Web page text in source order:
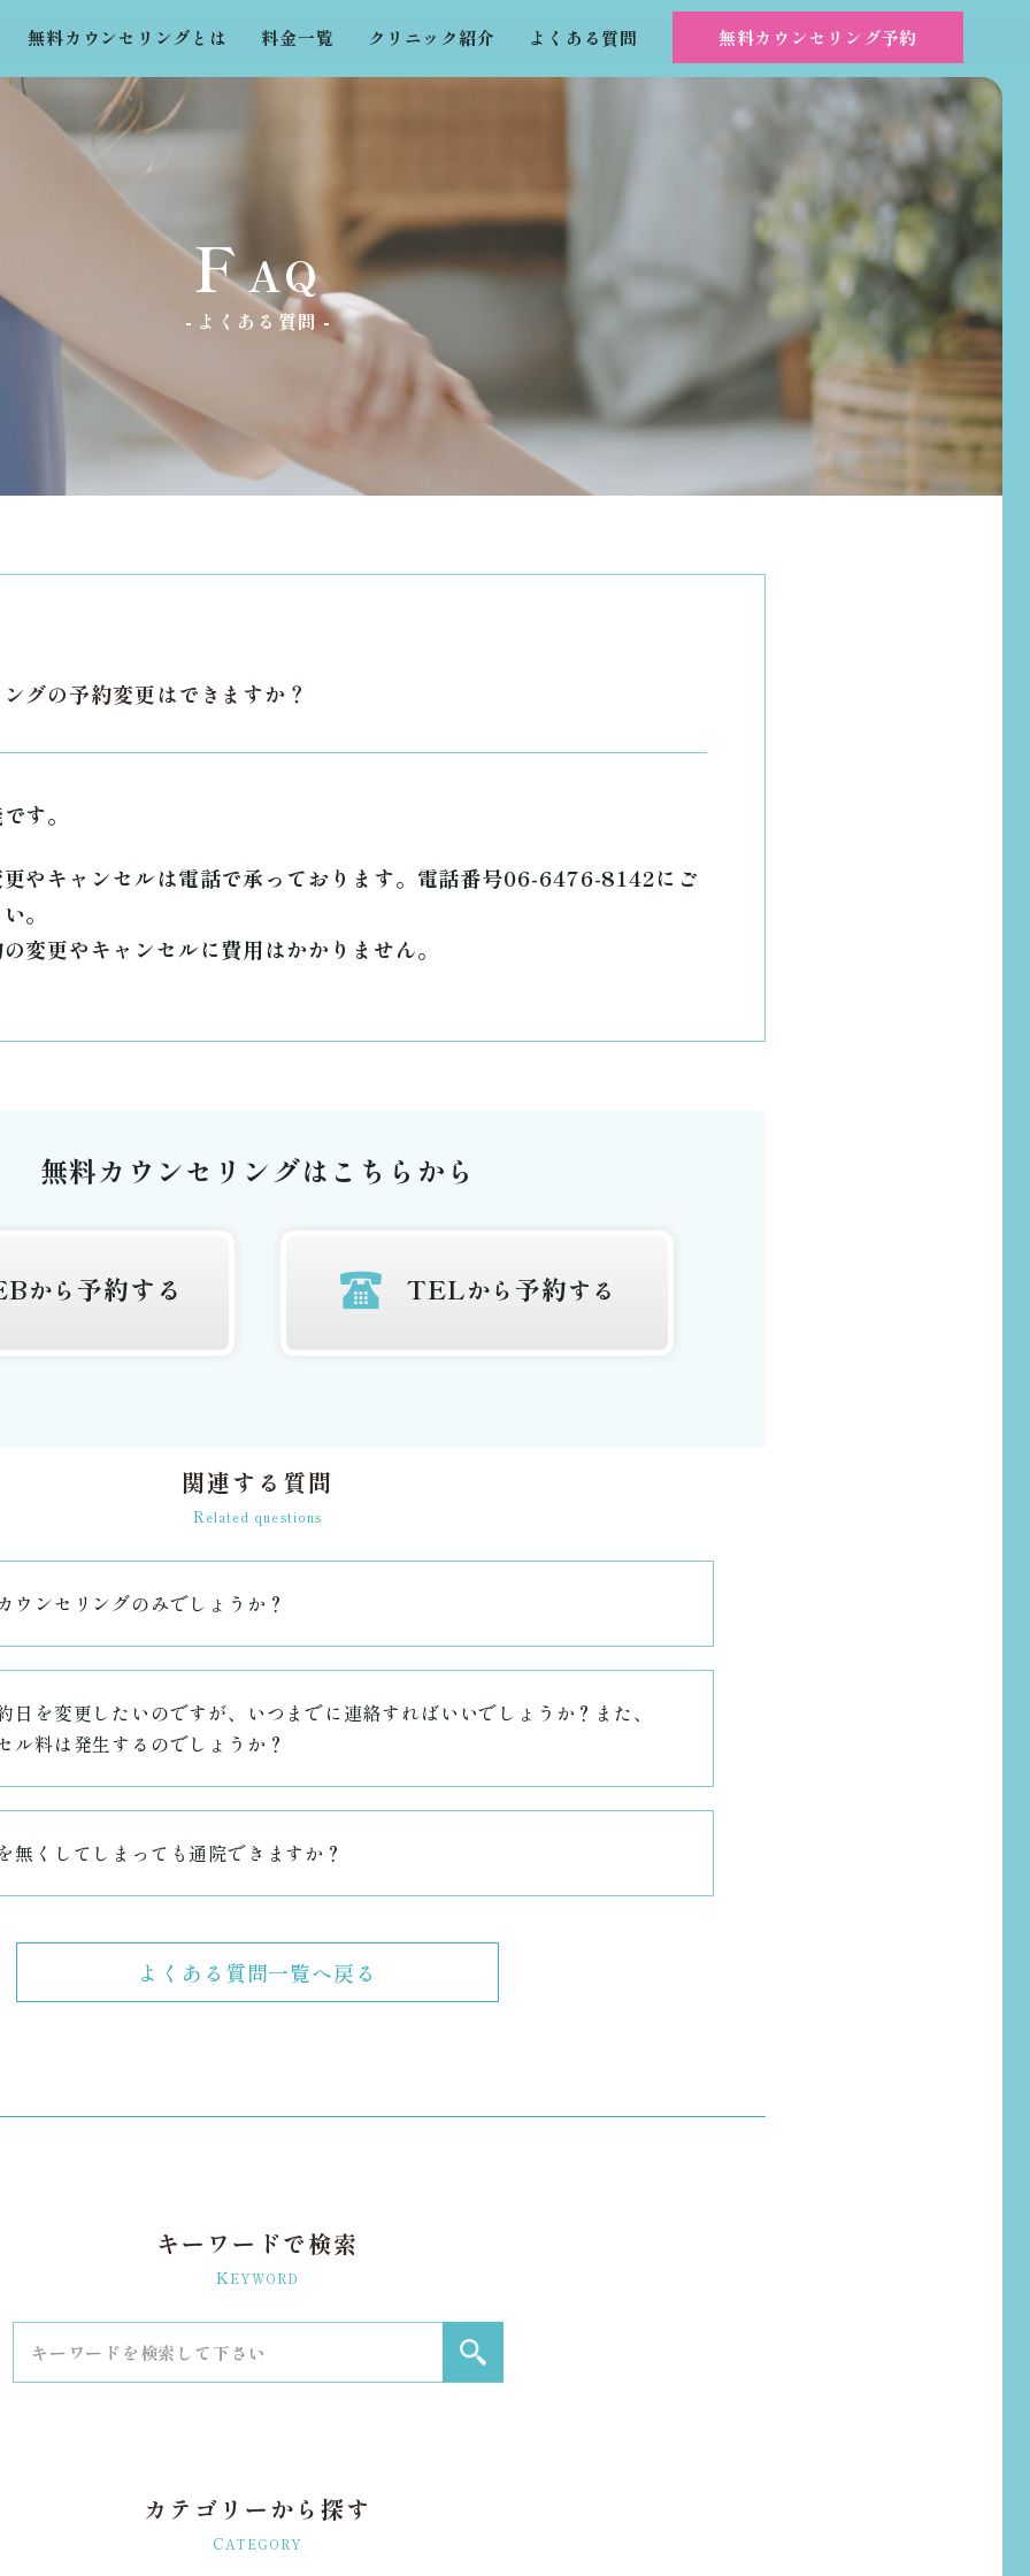
無料カウンセリングとは 料金一覧 クリニック紹介 よくある質問 無料カウンセリング予約
FAQ
よくある質問
グの予約変更はできますか？
す。
やキャンセルは電話で承っております。電話番号06-6476-8142にご
。
変更やキャンセルに費用はかかりません。
無料カウンセリングはこちらから
から 予約する TELから 予約する
関連する質問
Related questions
ウンセリングのみでしょうか？
日を変更したいのですが、いつまでに連絡すればいいでしょうか？また、
ル料は発生するのでしょうか？
無くしてしまっても通院できますか？
よくある質問一覧へ戻る
キーワードで検索
KEYWORD
カテゴリーから探す
CATEGORY